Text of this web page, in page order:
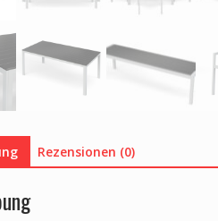
Rezensionen (0)